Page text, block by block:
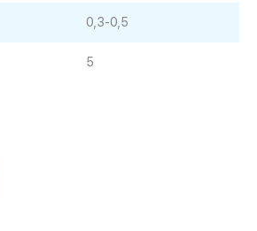
0,3-0,5
5